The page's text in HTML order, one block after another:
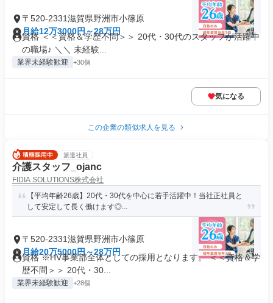
〒520-2331滋賀県野洲市小篠原
月給12万3000円～28万円
資格 ＜＜資格＆学歴不問＞＞ 20代・30代のスタッフが活躍中
の職場♪ ＼＼ 未経験...
業界未経験歓迎 +30個
気になる
この企業の類似求人を見る
派遣社員
介護スタッフ_ojanc
FIDIA SOLUTIONS株式会社
【平均年齢26歳】20代・30代を中心に若手活躍中！当社正社員と
して安定して長く働けます◎...
〒520-2331滋賀県野洲市小篠原
月給20万5000円～28万円
資格 ※HV事業部全体としての採用となります。 ＜＜資格＆学
歴不問＞＞ 20代・30...
業界未経験歓迎 +28個